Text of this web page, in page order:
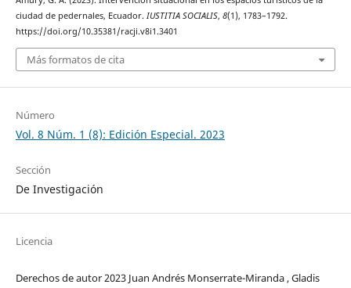
ciudad de pedernales, Ecuador. IUSTITIA SOCIALIS, 8(1), 1783–1792.
https://doi.org/10.35381/racji.v8i1.3401
Más formatos de cita
Número
Vol. 8 Núm. 1 (8): Edición Especial. 2023
Sección
De Investigación
Licencia
Derechos de autor 2023 Juan Andrés Monserrate-Miranda , Gladis